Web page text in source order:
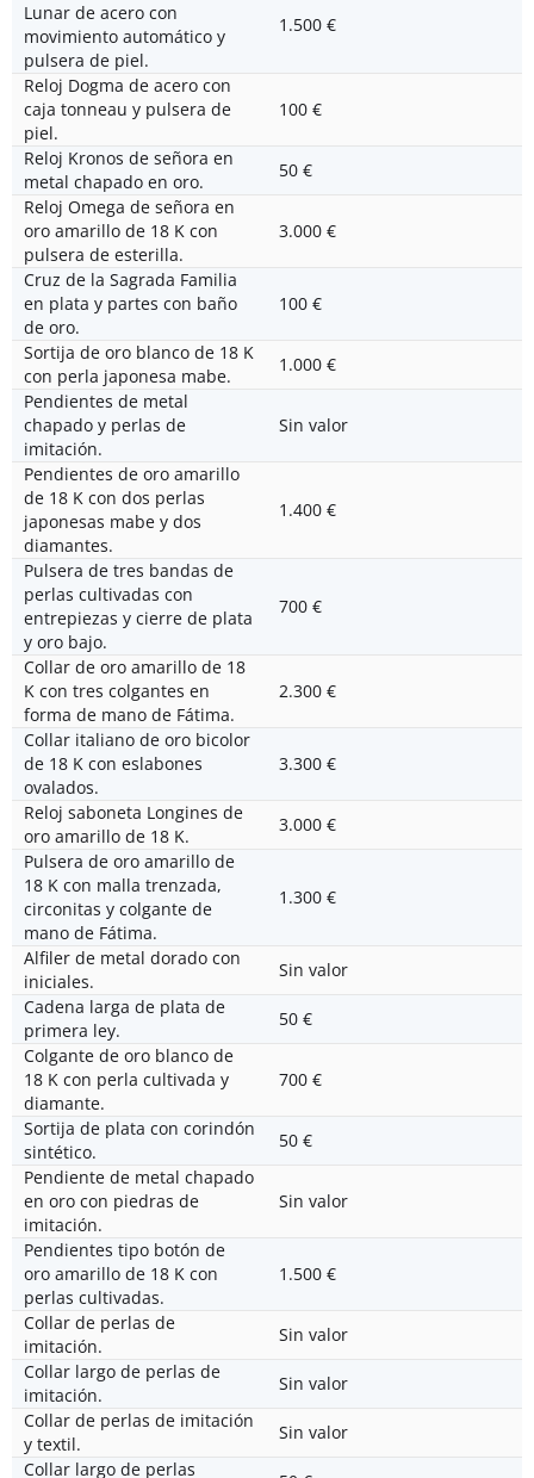
Lunar de acero con
movimiento automático y
pulsera de piel.
1.500 €
Reloj Dogma de acero con
caja tonneau y pulsera de
piel.
100 €
Reloj Kronos de señora en
metal chapado en oro.
50 €
Reloj Omega de señora en
oro amarillo de 18 K con
pulsera de esterilla.
3.000 €
Cruz de la Sagrada Familia
en plata y partes con baño
de oro.
100 €
Sortija de oro blanco de 18 K
con perla japonesa mabe.
1.000 €
Pendientes de metal
chapado y perlas de
imitación.
Sin valor
Pendientes de oro amarillo
de 18 K con dos perlas
japonesas mabe y dos
diamantes.
1.400 €
Pulsera de tres bandas de
perlas cultivadas con
entrepiezas y cierre de plata
y oro bajo.
700 €
Collar de oro amarillo de 18
K con tres colgantes en
forma de mano de Fátima.
2.300 €
Collar italiano de oro bicolor
de 18 K con eslabones
ovalados.
3.300 €
Reloj saboneta Longines de
oro amarillo de 18 K.
3.000 €
Pulsera de oro amarillo de
18 K con malla trenzada,
circonitas y colgante de
mano de Fátima.
1.300 €
Alfiler de metal dorado con
iniciales.
Sin valor
Cadena larga de plata de
primera ley.
50 €
Colgante de oro blanco de
18 K con perla cultivada y
diamante.
700 €
Sortija de plata con corindón
sintético.
50 €
Pendiente de metal chapado
en oro con piedras de
imitación.
Sin valor
Pendientes tipo botón de
oro amarillo de 18 K con
perlas cultivadas.
1.500 €
Collar de perlas de
imitación.
Sin valor
Collar largo de perlas de
imitación.
Sin valor
Collar de perlas de imitación
y textil.
Sin valor
Collar largo de perlas